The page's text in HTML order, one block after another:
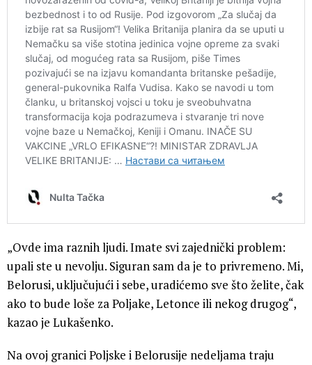
„Ovde ima raznih ljudi. Imate svi zajednički problem:
upali ste u nevolju. Siguran sam da je to privremeno. Mi,
Belorusi, uključujući i sebe, uradićemo sve što želite, čak
ako to bude loše za Poljake, Letonce ili nekog drugog“,
kazao je Lukašenko.
Na ovoj granici Poljske i Belorusije nedeljama traju